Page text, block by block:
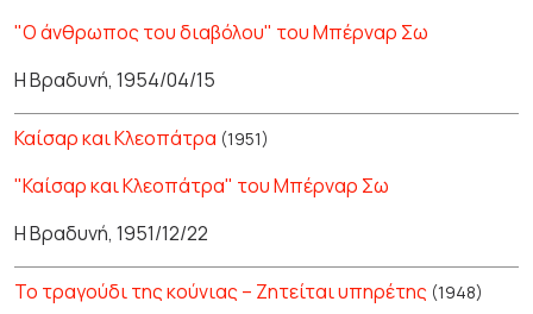
"Ο άνθρωπος του διαβόλου" του Μπέρναρ Σω
Η Βραδυνή, 1954/04/15
Καίσαρ και Κλεοπάτρα (1951)
"Καίσαρ και Κλεοπάτρα" του Μπέρναρ Σω
Η Βραδυνή, 1951/12/22
Το τραγούδι της κούνιας – Ζητείται υπηρέτης (1948)